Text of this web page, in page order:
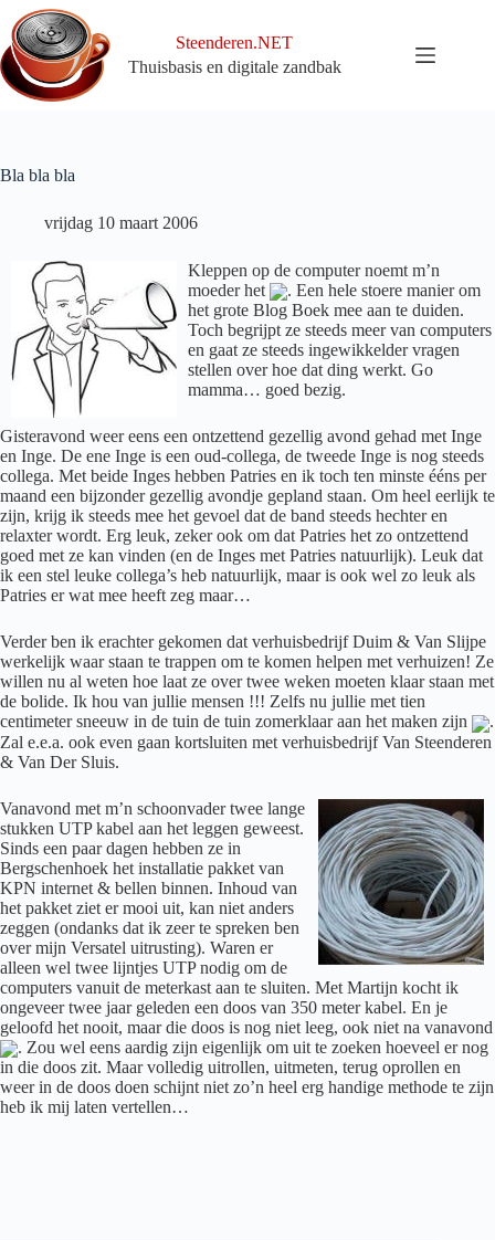
naar
de
inhoud
Steenderen.NET
Thuisbasis en digitale zandbak
Bla bla bla
vrijdag 10 maart 2006
Kleppen op de computer noemt m’n
moeder het
. Een hele stoere manier om
het grote Blog Boek mee aan te duiden.
Toch begrijpt ze steeds meer van computers
en gaat ze steeds ingewikkelder vragen
stellen over hoe dat ding werkt. Go
mamma… goed bezig.
Gisteravond weer eens een ontzettend gezellig avond gehad met Inge
en Inge. De ene Inge is een oud-collega, de tweede Inge is nog steeds
collega. Met beide Inges hebben Patries en ik toch ten minste ééns per
maand een bijzonder gezellig avondje gepland staan. Om heel eerlijk te
zijn, krijg ik steeds mee het gevoel dat de band steeds hechter en
relaxter wordt. Erg leuk, zeker ook om dat Patries het zo ontzettend
goed met ze kan vinden (en de Inges met Patries natuurlijk). Leuk dat
ik een stel leuke collega’s heb natuurlijk, maar is ook wel zo leuk als
Patries er wat mee heeft zeg maar…
Verder ben ik erachter gekomen dat verhuisbedrijf Duim & Van Slijpe
werkelijk waar staan te trappen om te komen helpen met verhuizen! Ze
willen nu al weten hoe laat ze over twee weken moeten klaar staan met
de bolide. Ik hou van jullie mensen !!! Zelfs nu jullie met tien
centimeter sneeuw in de tuin de tuin zomerklaar aan het maken zijn
.
Zal e.e.a. ook even gaan kortsluiten met verhuisbedrijf Van Steenderen
& Van Der Sluis.
Vanavond met m’n schoonvader twee lange
stukken UTP kabel aan het leggen geweest.
Sinds een paar dagen hebben ze in
Bergschenhoek het installatie pakket van
KPN internet & bellen binnen. Inhoud van
het pakket ziet er mooi uit, kan niet anders
zeggen (ondanks dat ik zeer te spreken ben
over mijn Versatel uitrusting). Waren er
alleen wel twee lijntjes UTP nodig om de
computers vanuit de meterkast aan te sluiten. Met Martijn kocht ik
ongeveer twee jaar geleden een doos van 350 meter kabel. En je
geloofd het nooit, maar die doos is nog niet leeg, ook niet na vanavond
. Zou wel eens aardig zijn eigenlijk om uit te zoeken hoeveel er nog
in die doos zit. Maar volledig uitrollen, uitmeten, terug oprollen en
weer in de doos doen schijnt niet zo’n heel erg handige methode te zijn
heb ik mij laten vertellen…